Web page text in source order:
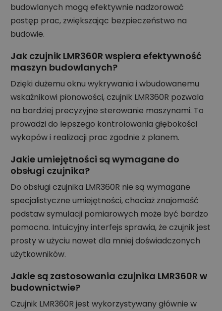
budowlanych mogą efektywnie nadzorować
postęp prac, zwiększając bezpieczeństwo na
budowie.
Jak czujnik LMR360R wspiera efektywność
maszyn budowlanych?
Dzięki dużemu oknu wykrywania i wbudowanemu
wskaźnikowi pionowości, czujnik LMR360R pozwala
na bardziej precyzyjne sterowanie maszynami. To
prowadzi do lepszego kontrolowania głębokości
wykopów i realizacji prac zgodnie z planem.
Jakie umiejętności są wymagane do
obsługi czujnika?
Do obsługi czujnika LMR360R nie są wymagane
specjalistyczne umiejętności, chociaż znajomość
podstaw symulacji pomiarowych może być bardzo
pomocna. Intuicyjny interfejs sprawia, że czujnik jest
prosty w użyciu nawet dla mniej doświadczonych
użytkowników.
Jakie są zastosowania czujnika LMR360R w
budownictwie?
Czujnik LMR360R jest wykorzystywany głównie w